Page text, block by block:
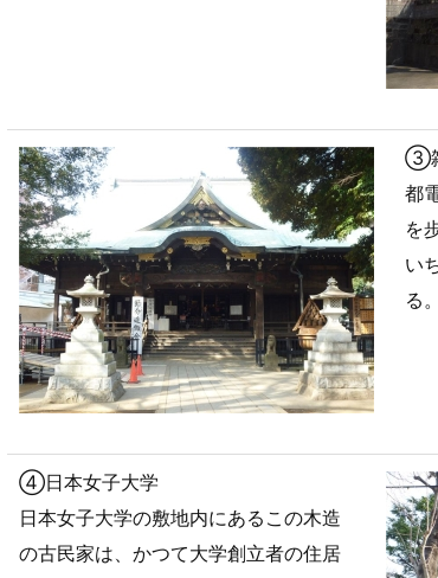
③
都
を
い
る
④日本女子大学
日本女子大学の敷地内にあるこの木造
の古民家は、かつて大学創立者の住居